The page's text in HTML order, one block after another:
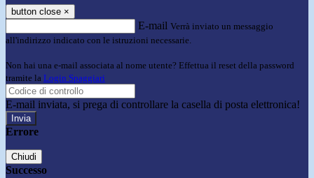
button close ×
E-mail Verrà inviato un messaggio
all'indirizzo indicato con le istruzioni necessarie.
Non hai una e-mail associata al nome utente? Effettua il reset della password
tramite la Login Spaggiari
E-mail inviata, si prega di controllare la casella di posta elettronica!
Errore
Chiudi
Successo